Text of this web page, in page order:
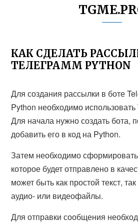
КАК СДЕЛАТЬ
ТЕЛЕГРАММ PYTHON
Для создания рассылки в боте
Python необходимо
Для начала нужно создать бота,
добавить его в код на Python.
Затем необходимо
которое будет отправлено в
может быть как простой текст,
аудио- или видеофайлы.
Для отправки сообщения